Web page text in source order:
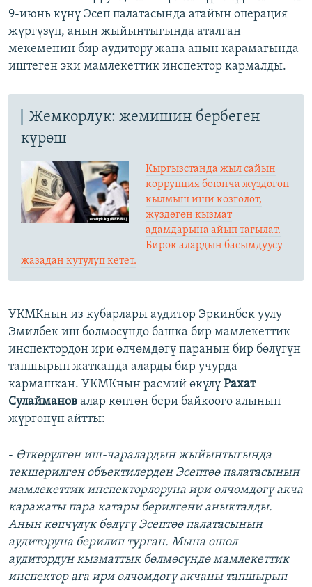
9-июнь күнү Эсеп палатасында атайын операция
жүргүзүп, анын жыйынтыгында аталган
мекеменин бир аудитору жана анын карамагында
иштеген эки мамлекеттик инспектор кармалды.
Жемкорлук: жемишин бербеген
күрөш
Кыргызстанда жыл сайын
коррупция боюнча жүздөгөн
кылмыш иши козголот,
жүздөгөн кызмат
адамдарына айып тагылат.
Бирок алардын басымдуусу
жазадан кутулуп кетет.
УКМКнын из кубарлары аудитор Эркинбек уулу
Эмилбек иш бөлмөсүндө башка бир мамлекеттик
инспектордон ири өлчөмдөгү паранын бир бөлүгүн
тапшырып жатканда аларды бир учурда
кармашкан. УКМКнын расмий өкүлү Рахат
Сулайманов алар көптөн бери байкоого алынып
жүргөнүн айтты:
- Өткөрүлгөн иш-чаралардын жыйынтыгында
текшерилген объектилерден Эсептөө палатасынын
мамлекеттик инспекторлоруна ири өлчөмдөгү акча
каражаты пара катары берилгени аныкталды.
Анын көпчүлүк бөлүгү Эсептөө палатасынын
аудиторуна берилип турган. Мына ошол
аудитордун кызматтык бөлмөсүндө мамлекеттик
инспектор ага ири өлчөмдөгү акчаны тапшырып